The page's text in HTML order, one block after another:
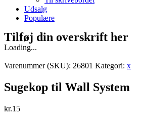
Udsalg
Populære
Tilføj din overskrift her
Loading...
Varenummer (SKU): 26801 Kategori: x
Sugekop til Wall System
kr.15